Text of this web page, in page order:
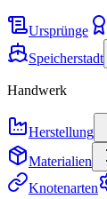
Ursprünge
Speicherstadt
Handwerk
Herstellung
Materialien
Knotenarten